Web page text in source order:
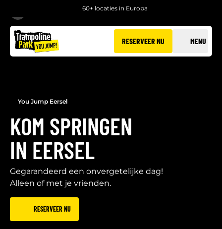
60+ locaties in Europa
RESERVEER NU MENU
You Jump Eersel
KOM SPRINGEN
IN EERSEL
Gegarandeerd een onvergetelijke dag!
Alleen of met je vrienden.
RESERVEER NU